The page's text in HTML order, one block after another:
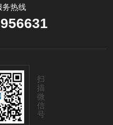
务热线
扫
描
微
信
号